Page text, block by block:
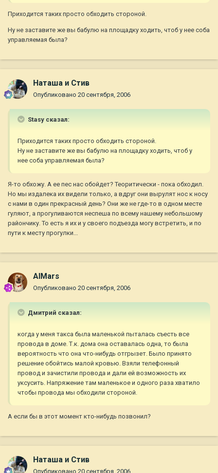
Приходится таких просто обходить стороной.
Ну не заставите же вы бабулю на площадку ходить, чтоб у нее соба
управляемая была?
Наташа и Стив
Опубликовано 20 сентября, 2006
Stasy сказал:
Приходится таких просто обходить стороной.
Ну не заставите же вы бабулю на площадку ходить, чтоб у
нее соба управляемая была?
Я-то обхожу. А ее пес нас обойдет? Теоритически - пока обходил.
Но мы издалека их видели только, а вдруг они вырулят нос к носу
с нами в один прекрасный день? Они же не где-то в одном месте
гуляют, а прогуливаются неспеша по всему нашему небольшому
райончику. То есть я их и у своего подъезда могу встретить, и по
пути к месту прогулки...
AlMars
Опубликовано 20 сентября, 2006
Дмитрий сказал:
когда у меня такса была маленькой пыталась съесть все
провода в доме. Т.к. дома она оставалась одна, то была
вероятность что она что-нибудь отгрызет. Было принято
решение обойтись малой кровью. Взяли телефонный
провод и зачистили провода и дали ей возможность их
уксусить. Напряжение там маленькое и одного раза хватило
чтобы провода мы обходили стороной.
А если бы в этот момент кто-нибудь позвонил?
Наташа и Стив
Опубликовано 20 сентября, 2006